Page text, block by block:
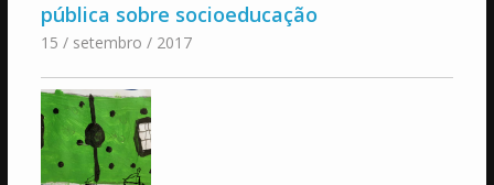
pública sobre socioeducação
15 / setembro / 2017